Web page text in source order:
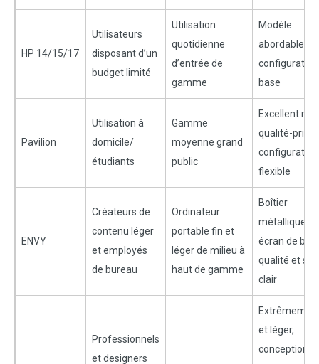
HP 14/15/17
Utilisateurs
disposant d’un
budget limité
Utilisation
quotidienne
d’entrée de
gamme
Modèle
abordable,
base
Pavilion
Utilisation à
domicile/
étudiants
Gamme
moyenne grand
public
Excellent
qualité-prix
configuration
flexible
ENVY
Créateurs de
contenu léger
et employés
de bureau
Ordinateur
portable fin et
léger de milieu à
haut de gamme
Boîtier
métallique,
écran de
qualité et son
clair
Professionnels
et designers
et léger,
conception